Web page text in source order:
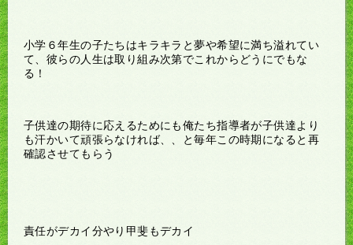
小学６年生の子たちはキラキラと夢や希望に満ち溢れてい
て、彼らの人生は取り組み次第でこれからどうにでもな
る！
子供達の期待に応えるためにも俺たち指導者が子供達より
も汗かいて頑張らなければ、、と毎年この時期になると再
確認させてもらう
責任がデカイ分やり甲斐もデカイ